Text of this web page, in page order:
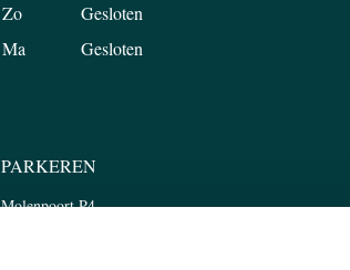
Zo
Gesloten
Ma
Gesloten
PARKEREN
Molenpoort P4